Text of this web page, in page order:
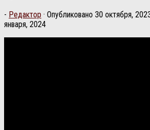
- Редактор · Опубликовано 30 октября,
января, 2024